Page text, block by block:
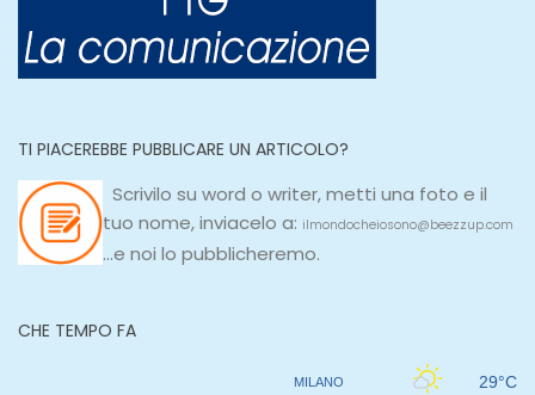
TI PIACEREBBE PUBBLICARE UN ARTICOLO?
Scrivilo su word o writer, metti una foto e il
tuo nome, inviacelo a: ilmondocheiosono@beezzup.com
...e noi lo pubblicheremo.
CHE TEMPO FA